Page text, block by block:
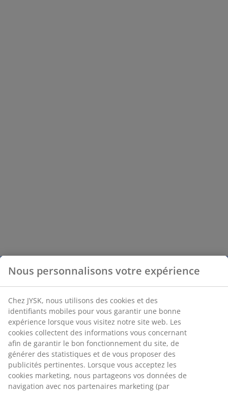
Nous personnalisons votre expérience
Chez JYSK, nous utilisons des cookies et des
identifiants mobiles pour vous garantir une bonne
expérience lorsque vous visitez notre site web. Les
cookies collectent des informations vous concernant
afin de garantir le bon fonctionnement du site, de
générer des statistiques et de vous proposer des
publicités pertinentes. Lorsque vous acceptez les
cookies marketing, nous partageons vos données de
navigation avec nos partenaires marketing (par